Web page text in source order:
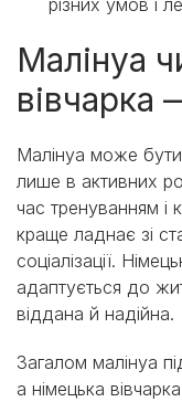
різних умов і
Малінуа
вівчарка
Малінуа може
лише в активних
час тренуванням і
краще ладнає зі
соціалізації.
адаптується до
віддана й надійна.
Загалом малінуа
а німецька